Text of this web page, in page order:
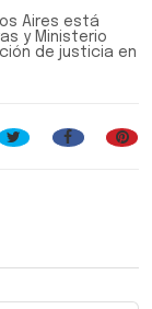
Aires está
y Ministerio
de justicia en